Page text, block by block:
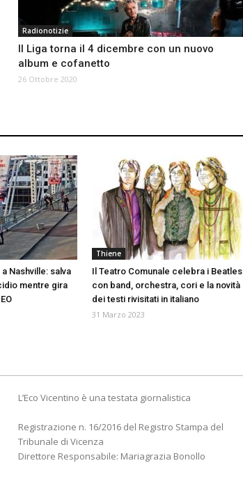
Radionotizie
Il Liga torna il 4 dicembre con un nuovo
album e cofanetto
26 Ottobre 2020
Nashville: salva
mentre gira
Thiene
Il Teatro Comunale celebra i Beatles
con band, orchestra, cori e la novità
dei testi rivisitati in italiano
31 Marzo 2023
L’Eco Vicentino è una testata giornalistica
Registrazione n. 16/2016 del Registro Stampa del
Tribunale di Vicenza
Direttore Responsabile: Mariagrazia Bonollo